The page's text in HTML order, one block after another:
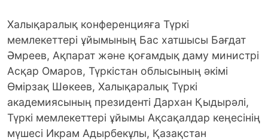
Халықаралық конференцияға Түркі
мемлекеттері ұйымының Бас хатшысы Бағдат
Әмреев, Ақпарат және қоғамдық даму министрі
Асқар Омаров, Түркістан облысының әкімі
Өмірзақ Шөкеев, Халықаралық Түркі
академиясының президенті Дархан Қыдырәлі,
Түркі мемлекеттері ұйымы Ақсақалдар кеңесінің
мүшесі Икрам Адырбекұлы, Қазақстан